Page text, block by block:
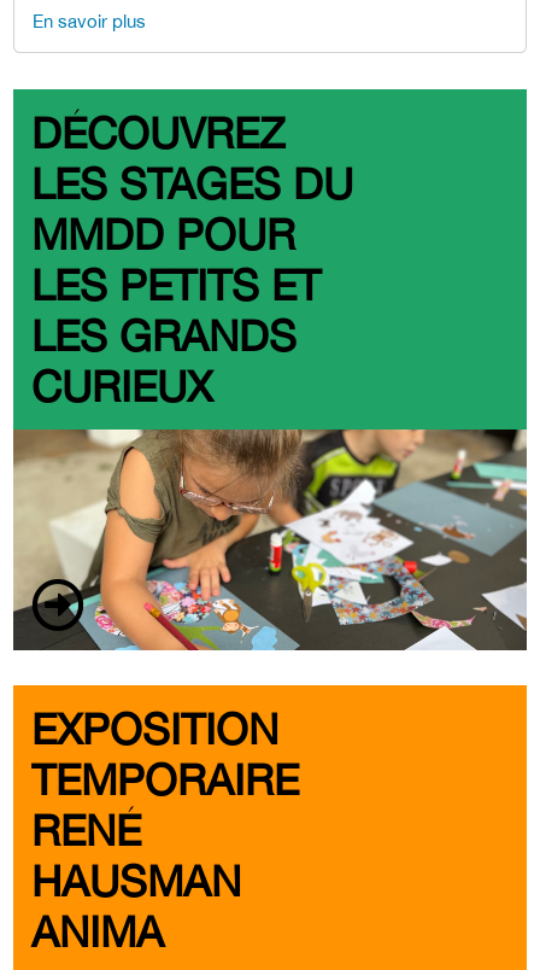
En savoir plus
DÉCOUVREZ
LES STAGES DU
MMDD POUR
LES PETITS ET
LES GRANDS
CURIEUX
EXPOSITION
TEMPORAIRE
RENÉ
HAUSMAN
ANIMA